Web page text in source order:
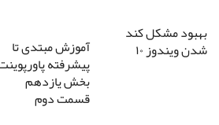
بهبود مشکل کند
شدن ویندوز ۱۰ آموزش مبتدی تا
پیشرفته پاورپوینت
بخش یازدهم
قسمت دوم